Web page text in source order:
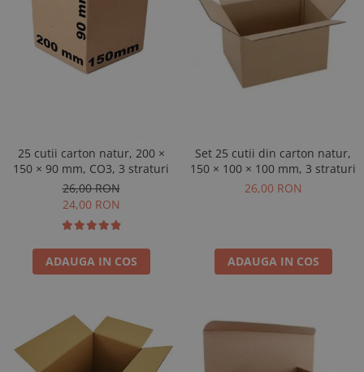
25 cutii carton natur, 200 ×
150 × 90 mm, CO3, 3 straturi
26,00 RON
24,00 RON
ADAUGA IN COS
Set 25 cutii din carton natur,
150 × 100 × 100 mm, 3 straturi
26,00 RON
ADAUGA IN COS